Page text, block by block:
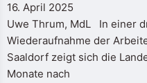
16. April 2025
Uwe Thrum, MdL In einer
Wiederaufnahme der
Saaldorf zeigt sich die
Monate nach